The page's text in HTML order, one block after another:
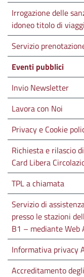
Irrogazione delle
idoneo titolo di
Servizio
Eventi pubblici
Invio Newsletter
Lavora con Noi
Privacy e Cookie
Richiesta e rilascio
Card Libera
TPL a chiamata
Servizio di
presso le stazioni
B1 – mediante Web
Informativa privacy
Accreditamento